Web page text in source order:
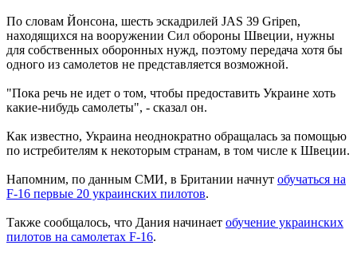
По словам Йонсона, шесть эскадрилей JAS 39 Gripen,
находящихся на вооружении Сил обороны Швеции, нужны
для собственных оборонных нужд, поэтому передача хотя бы
одного из самолетов не представляется возможной.
"Пока речь не идет о том, чтобы предоставить Украине хоть
какие-нибудь самолеты", - сказал он.
Как известно, Украина неоднократно обращалась за помощью
по истребителям к некоторым странам, в том числе к Швеции.
Напомним, по данным СМИ, в Британии начнут обучаться на
F-16 первые 20 украинских пилотов.
Также сообщалось, что Дания начинает обучение украинских
пилотов на самолетах F-16.